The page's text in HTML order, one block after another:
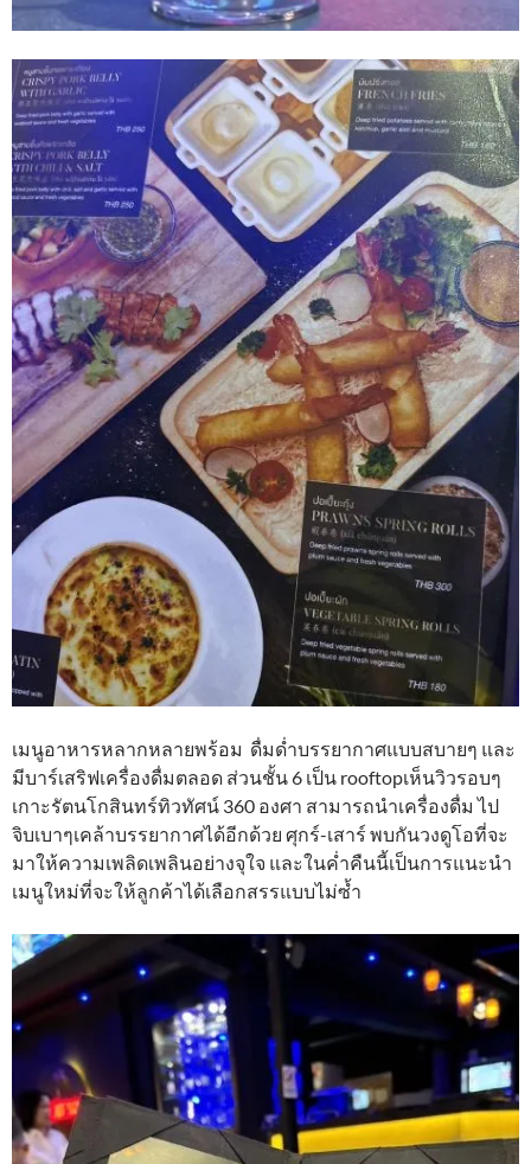
เมนูอาหารหลากหลายพร้อม ดื่มด่ำบรรยากาศแบบสบายๆ และ
มีบาร์เสริฟเครื่องดื่มตลอด ส่วนชั้น 6 เป็น rooftopเห็นวิวรอบๆ
เกาะรัตนโกสินทร์ทิวทัศน์ 360 องศา สามารถนำเครื่องดื่ม ไป
จิบเบาๆเคล้าบรรยากาศได้อีกด้วย ศุกร์-เสาร์ พบกันวงดูโอที่จะ
มาให้ความเพลิดเพลินอย่างจุใจ และในค่ำคืนนี้เป็นการแนะนำ
เมนูใหม่ที่จะให้ลูกค้าได้เลือกสรรแบบไม่ซ้ำ